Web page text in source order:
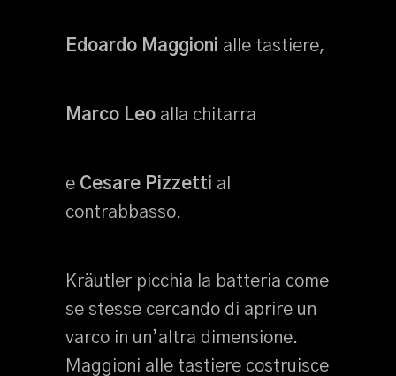
Edoardo Maggioni alle tastiere,
Marco Leo alla chitarra
e Cesare Pizzetti al
contrabbasso.
Kräutler picchia la batteria come
se stesse cercando di aprire un
varco in un’altra dimensione.
Maggioni alle tastiere costruisce